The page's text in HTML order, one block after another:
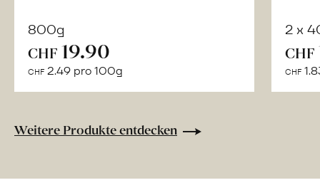
800g
CHF 19.90
CHF 2.49 pro 100g
2 x
CHF
CHF
Weitere Produkte entdecken